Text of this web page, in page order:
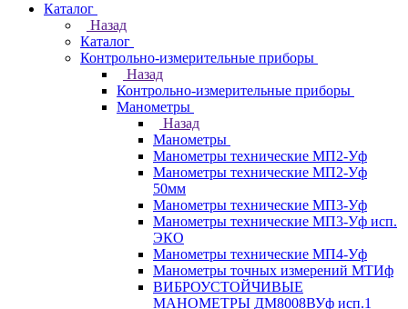
Каталог
Назад
Каталог
Контрольно-измерительные приборы
Назад
Контрольно-измерительные приборы
Манометры
Назад
Манометры
Манометры технические МП2-Уф
Манометры технические МП2-Уф
50мм
Манометры технические МП3-Уф
Манометры технические МП3-Уф исп.
ЭКО
Манометры технические МП4-Уф
Манометры точных измерений МТИф
ВИБРОУСТОЙЧИВЫЕ
МАНОМЕТРЫ ДМ8008ВУф исп.1